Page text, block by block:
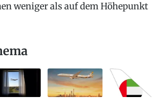
weniger als auf dem Höhepunkt